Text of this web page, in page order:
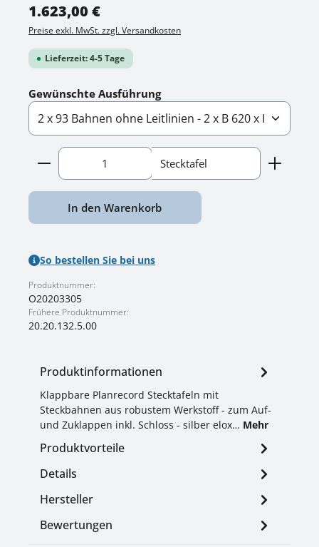
Regulärer Preis:
1.623,00 €
Preise exkl. MwSt. zzgl. Versandkosten
Lieferzeit: 4-5 Tage
Gewünschte Ausführungauswählen
Produkt Anzahl: Gib den gewünschten Wert
Stecktafel
In den Warenkorb
So bestellen Sie bei uns
Produktnummer:
O20203305
Frühere Produktnummer:
20.20.132.5.00
Produktinformationen
Klappbare Planrecord Stecktafeln mit
Steckbahnen aus robustem Werkstoff - zum Auf-
und Zuklappen inkl. Schloss - silber elox… Mehr
Produktvorteile
Details
Hersteller
Bewertungen